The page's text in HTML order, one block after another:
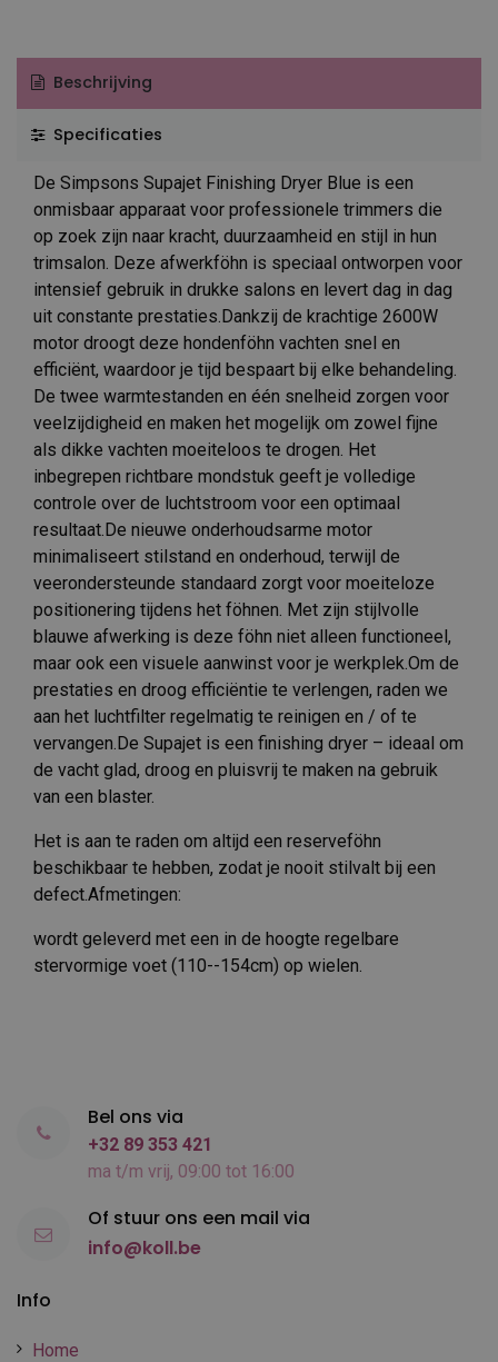
Beschrijving
Specificaties
De Simpsons Supajet Finishing Dryer Blue is een
onmisbaar apparaat voor professionele trimmers die
op zoek zijn naar kracht, duurzaamheid en stijl in hun
trimsalon. Deze afwerkföhn is speciaal ontworpen voor
intensief gebruik in drukke salons en levert dag in dag
uit constante prestaties.Dankzij de krachtige 2600W
motor droogt deze hondenföhn vachten snel en
efficiënt, waardoor je tijd bespaart bij elke behandeling.
De twee warmtestanden en één snelheid zorgen voor
veelzijdigheid en maken het mogelijk om zowel fijne
als dikke vachten moeiteloos te drogen. Het
inbegrepen richtbare mondstuk geeft je volledige
controle over de luchtstroom voor een optimaal
resultaat.De nieuwe onderhoudsarme motor
minimaliseert stilstand en onderhoud, terwijl de
veerondersteunde standaard zorgt voor moeiteloze
positionering tijdens het föhnen. Met zijn stijlvolle
blauwe afwerking is deze föhn niet alleen functioneel,
maar ook een visuele aanwinst voor je werkplek.Om de
prestaties en droog efficiëntie te verlengen, raden we
aan het luchtfilter regelmatig te reinigen en / of te
vervangen.De Supajet is een finishing dryer – ideaal om
de vacht glad, droog en pluisvrij te maken na gebruik
van een blaster.
Het is aan te raden om altijd een reserveföhn
beschikbaar te hebben, zodat je nooit stilvalt bij een
defect.Afmetingen:
wordt geleverd met een in de hoogte regelbare
stervormige voet (110--154cm) op wielen.
Info
Home
Bel ons via
+32 89 353 421
ma t/m vrij, 09:00 tot 16:00
Of stuur ons een mail via
info@koll.be